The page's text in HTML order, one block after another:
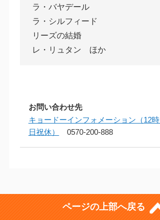
ラ・バヤデール
ラ・シルフィード
リーズの結婚
レ・リュタン ほか
お問い合わせ先
キョードーインフォメーション（12
日祝休）
0570-200-888
ページの上部へ戻る